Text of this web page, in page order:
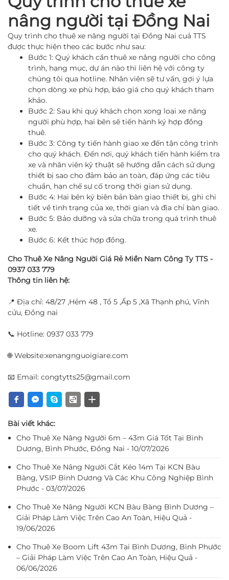
nâng người tại Đồng Nai
Quy trình cho thuê xe nâng người tại Đồng Nai cuả TTS
được thực hiện theo các bước như sau:
Bước 1: Quý khách cần thuê xe nâng người cho công
trình, hạng mục, dự án nào thì liên hệ với công ty
chúng tôi qua hotline. Nhân viên sẽ tư vấn, gợi ý lựa
chọn dòng xe phù hợp, báo giá cho quý khách tham
khảo.
Bước 2: Sau khi quý khách chọn xong loại xe nâng
người phù hợp, hai bên sẽ tiến hành ký hợp đồng
thuê.
Bước 3: Công ty tiến hành giao xe đến tận công trình
cho quý khách. Đến nơi, quý khách tiến hành kiểm tra
xe và nhân viên kỹ thuật sẽ hướng dẫn cách sử dụng
thiết bị sao cho đảm bảo an toàn, đáp ứng các tiêu
chuẩn, hạn chế sự cố trong thời gian sử dụng.
Bước 4: Hai bên ký biên bản bàn giao thiết bị, ghi chi
tiết về tình trạng của xe, thời gian và địa chỉ bàn giao.
Bước 5: Bảo dưỡng và sửa chữa trong quá trình thuê
xe.
Bước 6: Kết thúc hợp đồng.
Cho Thuê Xe Nâng Người Giá Rẻ Miền Nam Công Ty TTS -
0937 033 779
Thông tin liên hệ:
📍 Địa chỉ: 48/27 ,Hẻm 48 , Tổ 5 ,Ấp 5 ,Xã Thạnh phú, Vĩnh
cửu, Đồng nai
📞 Hotline: 0937 033 779
🌐 Website:xenangnguoigiare.com
📧 Email: congtytts25@gmail.com
Bài viết khác:
Cho Thuê Xe Nâng Người 6m – 43m Giá Tốt Tại Bình
Dương, Bình Phước, Đồng Nai - 10/07/2026
Cho Thuê Xe Nâng Người Cắt Kéo 14m Tại KCN Bàu
Bàng, VSIP Bình Dương Và Các Khu Công Nghiệp Bình
Phước - 03/07/2026
Cho Thuê Xe Nâng Người KCN Bàu Bàng Bình Dương –
Giải Pháp Làm Việc Trên Cao An Toàn, Hiệu Quả -
19/06/2026
Cho Thuê Xe Boom Lift 43m Tại Bình Dương, Bình Phước
– Giải Pháp Làm Việc Trên Cao An Toàn, Hiệu Quả -
06/06/2026